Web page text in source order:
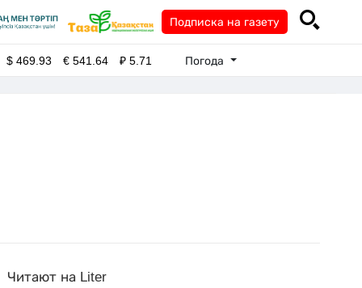
Подписка на газету
$469.93 €541.64 ₽5.71 Погода
Читают на Liter